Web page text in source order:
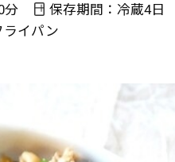
分
保存期間：冷蔵4日
ライパン